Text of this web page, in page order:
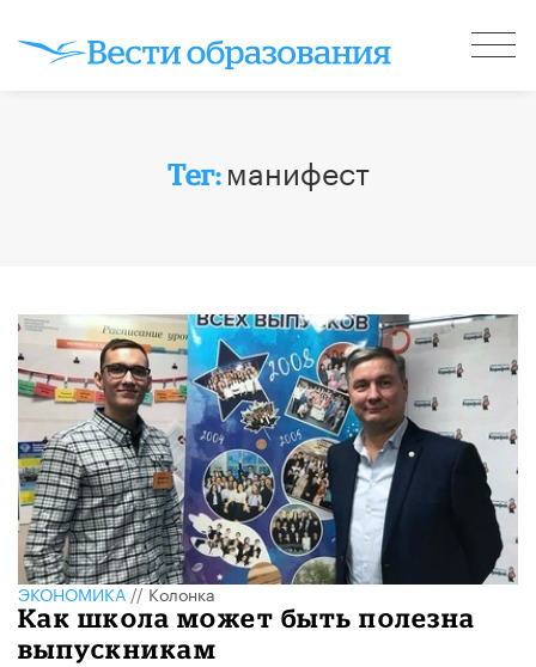
Тег: манифест
ЭКОНОМИКА//Колонка
Как школа может быть полезна
выпускникам